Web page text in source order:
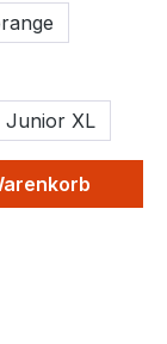
Junior XL